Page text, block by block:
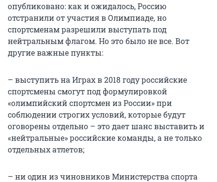
опубликовано: как и ожидалось, Россию
отстранили от участия в Олимпиаде, но
спортсменам разрешили выступать под
нейтральным флагом. Но это было не все. Вот
другие важные пункты:
– выступить на Играх в 2018 году российские
спортсмены смогут под формулировкой
«олимпийский спортсмен из России» при
соблюдении строгих условий, которые будут
оговорены отдельно – это дает шанс выставить и
«нейтральные» российские команды, а не только
отдельных атлетов;
– ни один из чиновников Министерства спорта